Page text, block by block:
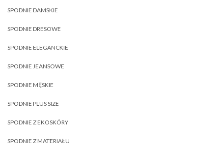
SPODNIE DAMSKIE
SPODNIE DRESOWE
SPODNIE ELEGANCKIE
SPODNIE JEANSOWE
SPODNIE MĘSKIE
SPODNIE PLUS SIZE
SPODNIE Z EKOSKÓRY
SPODNIE Z MATERIAŁU